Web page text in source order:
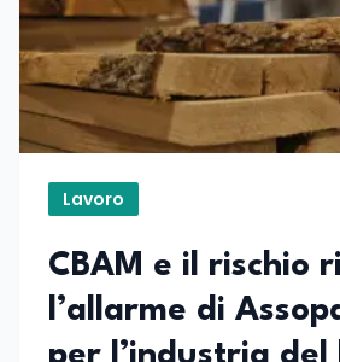
Lavoro
CBAM e il rischio
l’allarme di